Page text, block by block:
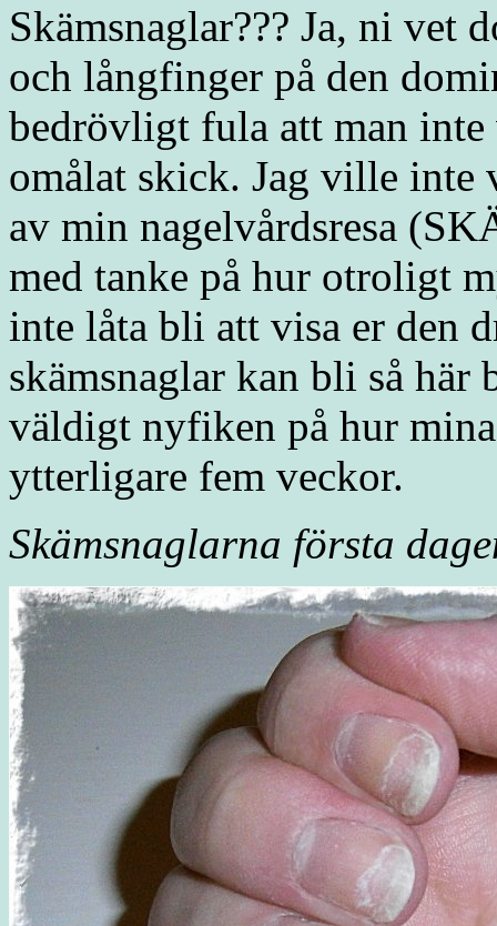
Skämsnaglar??? Ja, ni vet
och långfinger på den
bedrövligt fula att man
omålat skick. Jag ville inte
av min nagelvårdsresa
med tanke på hur otroligt
inte låta bli att visa er den
skämsnaglar kan bli så här
väldigt nyfiken på hur
ytterligare fem veckor.
Skämsnaglarna första